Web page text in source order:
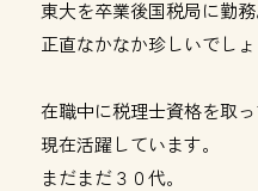
東大を卒業後国税局に勤務
正直なかなか珍しいでしょ
在職中に税理士資格を取
現在活躍しています。
まだまだ３０代。